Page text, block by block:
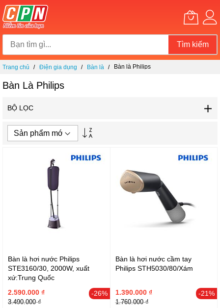
Tìm kiếm
Chuyển
nội
Trang chủ Điện gia dụng Bàn là Bàn là Philips
Bàn Là Philips
BỘ LỌC
lập
hướng
Bàn là hơi nước Philips
STE3160/30, 2000W, xuất
xứ:Trung Quốc
-26%
2.590.000 ₫
3.490.000 ₫
Bàn là hơi nước cầm tay
Philips STH5030/80/Xám
-21%
1.390.000 ₫
1.760.000 ₫